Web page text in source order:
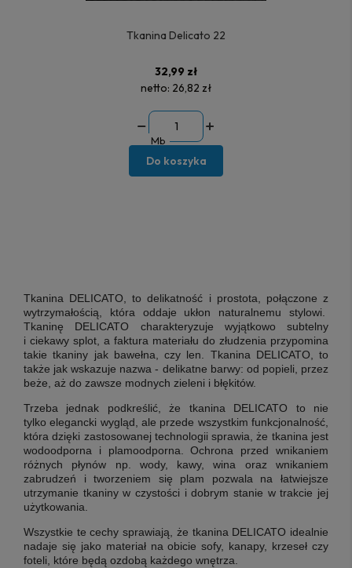
Tkanina Delicato 22
32,99 zł
netto: 26,82 zł
Mb
Do koszyka
Tkanina DELICATO, to delikatność i prostota, połączone z
wytrzymałością, która oddaje ukłon naturalnemu stylowi.
Tkaninę DELICATO charakteryzuje wyjątkowo subtelny
i ciekawy splot, a faktura materiału do złudzenia przypomina
takie tkaniny jak bawełna, czy len. Tkanina DELICATO, to
także jak wskazuje nazwa - delikatne barwy: od popieli, przez
beże, aż do zawsze modnych zieleni i błękitów.
Trzeba jednak podkreślić, że tkanina DELICATO to nie
tylko elegancki wygląd, ale przede wszystkim funkcjonalność
która dzięki zastosowanej technologii sprawia, że tkanina jest
wodoodporna i plamoodporna. Ochrona przed wnikaniem
różnych płynów np. wody, kawy, wina oraz wnikaniem
zabrudzeń i tworzeniem się plam pozwala na łatwiejsze
utrzymanie tkaniny w czystości i dobrym stanie w trakcie jej
użytkowania.
Wszystkie te cechy sprawiają, że tkanina DELICATO idealnie
nadaje się jako materiał na obicie sofy, kanapy, krzeseł czy
foteli, które będą ozdobą każdego wnętrza.